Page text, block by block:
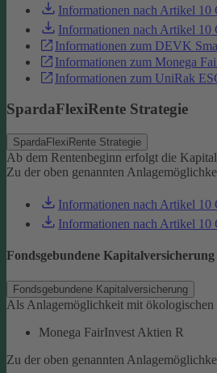
Informationen nach Artikel 10
Informationen nach Artikel
Informationen zum DEVK
Informationen zum Monega
Informationen zum UniRak
SpardaFlexiRente Strategie
SpardaFlexiRente Strategie
Ab dem Rentenbeginn erfolgt die
Zu der oben genannten
Informationen nach Artikel 10
Informationen nach Artikel
Fondsgebundene Kapitalversicherung
Fondsgebundene Kapitalversicherung
Als Anlagemöglichkeit mit
Monega FairInvest Aktien R
Zu der oben genannten